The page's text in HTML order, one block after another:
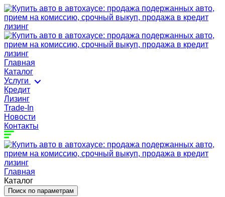
Главная
Каталог
Услуги
Кредит
Лизинг
Trade-In
Новости
Контакты
Главная
Каталог
Поиск по параметрам